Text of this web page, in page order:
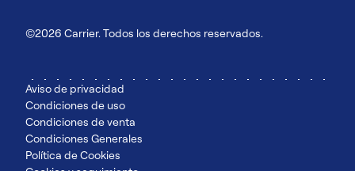
©2026 Carrier. Todos los derechos reservados.
Aviso de privacidad
Condiciones de uso
Condiciones de venta
Condiciones Generales
Política de Cookies